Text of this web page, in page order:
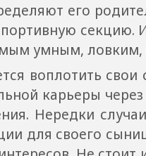
его
умным,
свои
карьеры
Нередки
для своего